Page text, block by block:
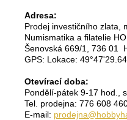
Adresa:
Prodej investičního zlata,
Numismatika a filatelie
Šenovská 669/1, 736 01
GPS: Lokace:
Otevírací doba:
Pondělí-pátek 9-17 hod.,
Tel. prodejna: 776 608
E-mail: